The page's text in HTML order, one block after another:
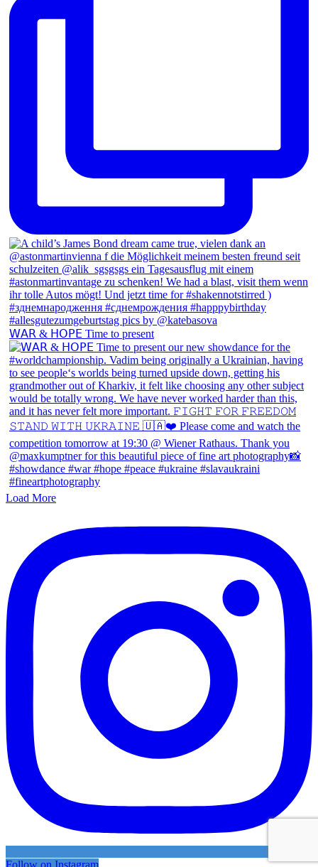
𝖶𝖠𝖱 & 𝖧𝖮𝖯𝖤 Time to present
Load More
Follow on Instagram